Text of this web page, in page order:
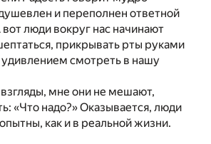
и переполнен ответной
люди вокруг нас начинают
прикрывать рты руками
смотреть в нашу
мне они не мешают,
«Что надо?» Оказывается, люди
как и в реальной жизни.